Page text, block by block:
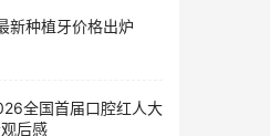
新种植牙价格出炉
全国首届口腔红人大
后感